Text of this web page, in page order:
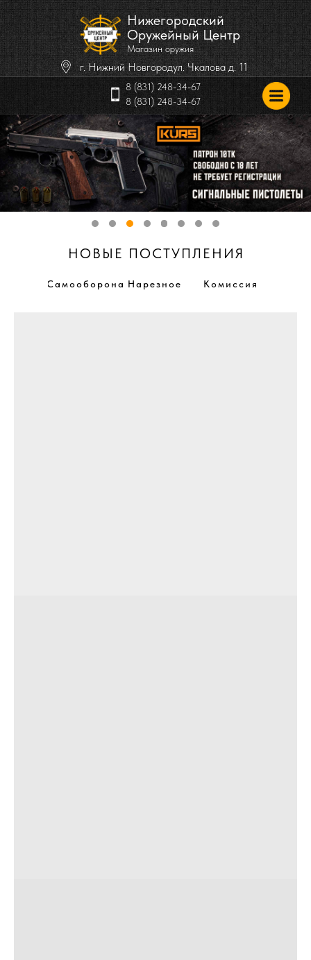
Нижегородский
Оружейный Центр
Магазин оружия
8 (831) 248-34-67
8 (831) 248-34-67
г. Нижний Новгородул. Чкалова д. 11
НОВЫЕ ПОСТУПЛЕНИЯ
Самооборона Нарезное Комиссия